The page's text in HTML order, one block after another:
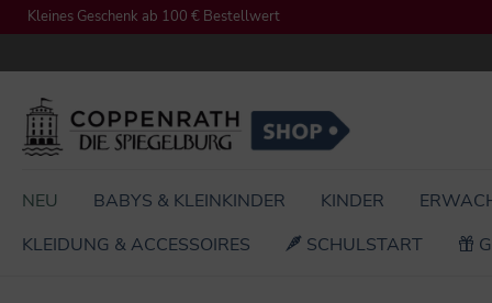
Zur Hauptnavigation springen
Kleines Geschenk ab 100 € Bestellwert
NEU BABYS & KLEINKINDER KINDER
KLEIDUNG & ACCESSOIRES
SCHULSTART